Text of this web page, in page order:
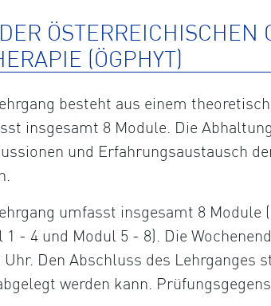
ÖSTERREICHISCHEN
(ÖGPHYT)
besteht aus einem
insgesamt 8 Module. Die
und Erfahrungsaustausch
umfasst insgesamt 8 Module
1 - 4 und Modul 5 - 8). Die
Uhr. Den Abschluss des
werden kann.